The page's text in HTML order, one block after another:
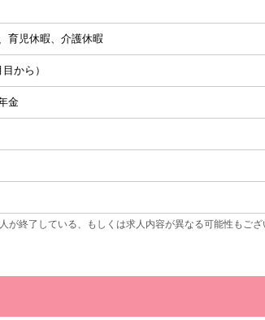
育児休暇、介護休暇
から）
金
終了している、もしくは求人内容が異なる可能性もご